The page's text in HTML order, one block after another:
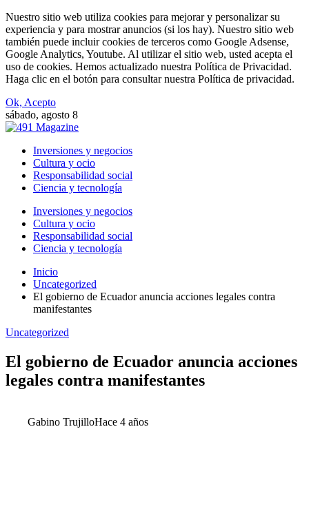
Nuestro sitio web utiliza cookies para mejorar y personalizar su
experiencia y para mostrar anuncios (si los hay). Nuestro sitio web
también puede incluir cookies de terceros como Google Adsense,
Google Analytics, Youtube. Al utilizar el sitio web, usted acepta el
uso de cookies. Hemos actualizado nuestra Política de Privacidad.
Haga clic en el botón para consultar nuestra Política de privacidad.
Ok, Acepto
sábado, agosto 8
Inversiones y negocios
Cultura y ocio
Responsabilidad social
Ciencia y tecnología
Inversiones y negocios
Cultura y ocio
Responsabilidad social
Ciencia y tecnología
Inicio
Uncategorized
El gobierno de Ecuador anuncia acciones legales contra
manifestantes
Uncategorized
El gobierno de Ecuador anuncia acciones
legales contra manifestantes
Gabino TrujilloHace 4 años